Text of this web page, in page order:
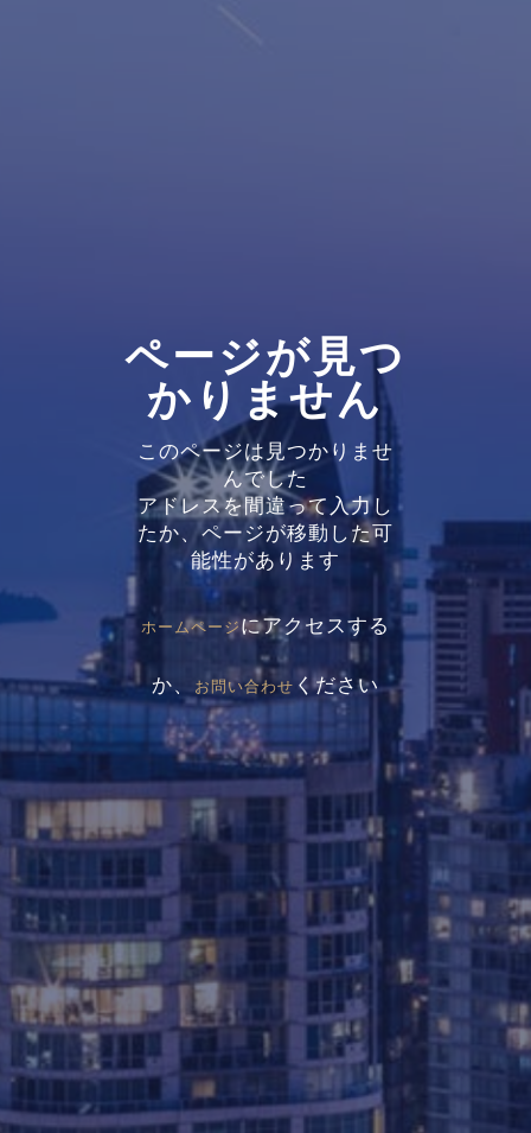
ページが見つ
かりません
このページは見つかりませ
んでした
アドレスを間違って入力し
たか、ページが移動した可
能性があります
ホームページにアクセスする
か、 お問い合わせ ください